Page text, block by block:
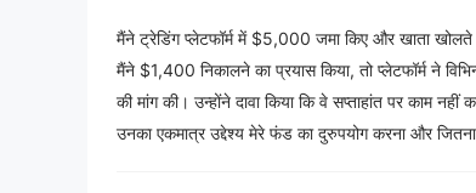
मैंने ट्रेडिंग प्लेटफॉर्म में $5,000 जमा किए और खाता
मैंने $1,400 निकालने का प्रयास किया, तो प्लेटफॉर्म ने
की मांग की। उन्होंने दावा किया कि वे सप्ताहांत पर काम
उनका एकमात्र उद्देश्य मेरे फंड का दुरुपयोग करना और